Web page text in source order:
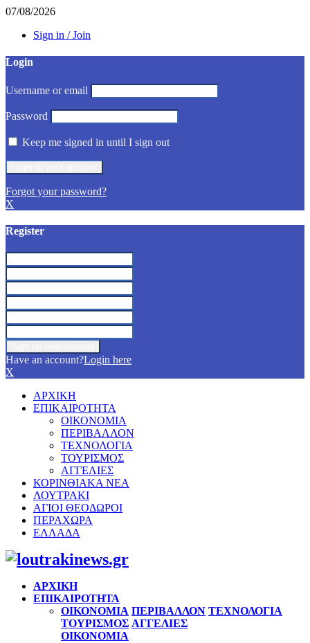
07/08/2026
Sign in / Join
Login
Username or email
Password
Keep me signed in until I sign out
Forgot your password?
X
Register
Have an account?Login here
X
ΑΡΧΙΚΗ
ΕΠΙΚΑΙΡΟΤΗΤΑ
ΟΙΚΟΝΟΜΙΑ
ΠΕΡΙΒΑΛΛΟΝ
ΤΕΧΝΟΛΟΓΙΑ
ΤΟΥΡΙΣΜΟΣ
ΑΓΓΕΛΙΕΣ
ΚΟΡΙΝΘΙΑΚΑ ΝΕΑ
ΛΟΥΤΡΑΚΙ
ΑΓΙΟΙ ΘΕΟΔΩΡΟΙ
ΠΕΡΑΧΩΡΑ
ΕΛΛΑΔΑ
Facebook
Twitter
Instagram
Pinterest
Youtube
ΑΡΧΙΚΗ
ΕΠΙΚΑΙΡΟΤΗΤΑ
ΟΙΚΟΝΟΜΙΑ ΠΕΡΙΒΑΛΛΟΝ ΤΕΧΝΟΛΟΓΙΑ
ΤΟΥΡΙΣΜΟΣ ΑΓΓΕΛΙΕΣ
ΟΙΚΟΝΟΜΙΑ